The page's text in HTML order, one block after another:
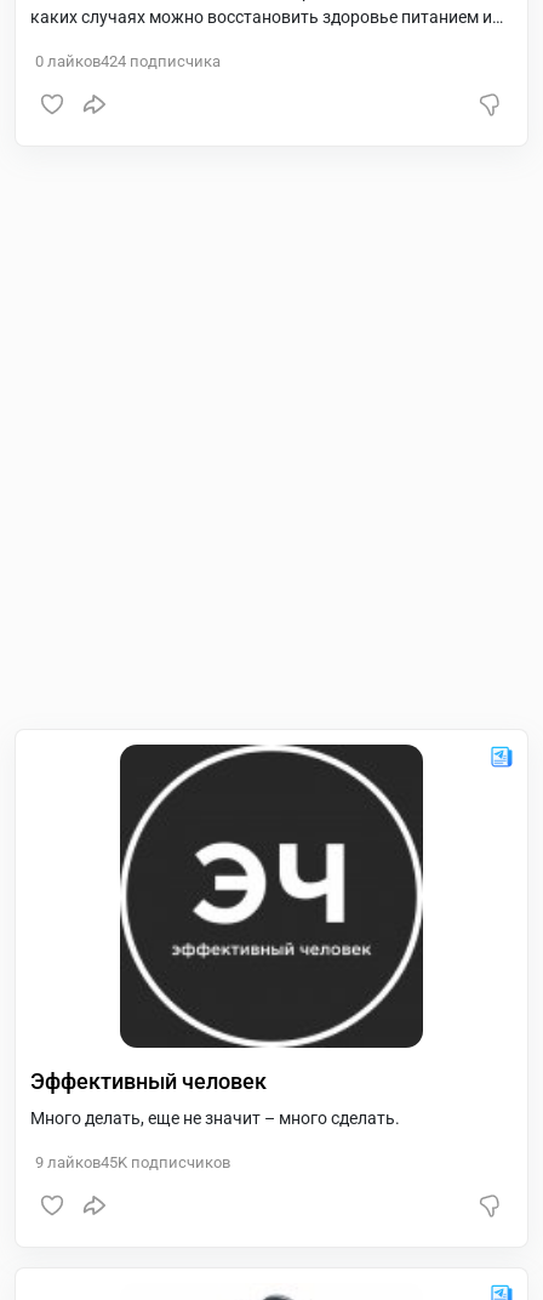
каких случаях можно восстановить здоровье питанием и
препаратов.
0 лайков424 подписчика
Эффективный человек
Много делать, еще не значит – много сделать.
9 лайков45K подписчиков